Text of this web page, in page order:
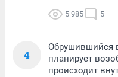
5 985 5
4
Обрушившийся
планирует
происходит